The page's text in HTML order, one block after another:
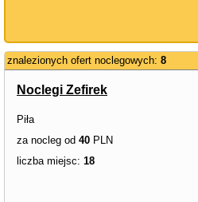
znalezionych ofert noclegowych: 8
Noclegi Zefirek
Piła
za nocleg od 40 PLN
liczba miejsc: 18